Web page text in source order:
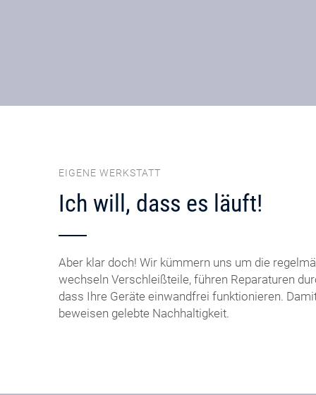
EIGENE WERKSTATT
Ich will, dass es läuft!
Aber klar doch! Wir kümmern uns um die
wechseln Verschleißteile, führen Reparaturen
dass Ihre Geräte einwandfrei funktionieren.
beweisen gelebte Nachhaltigkeit.